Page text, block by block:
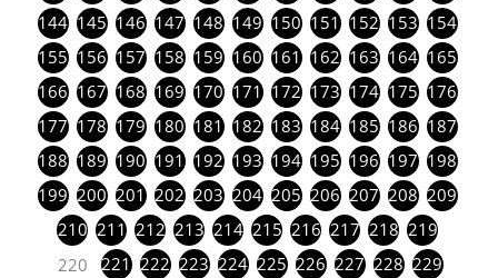
144 145 146 147 148 149 150 151 152 153 154
155 156 157 158 159 160 161 162 163 164 165
166 167 168 169 170 171 172 173 174 175 176
177 178 179 180 181 182 183 184 185 186 187
188 189 190 191 192 193 194 195 196 197 198
199 200 201 202 203 204 205 206 207 208 209
210 211 212 213 214 215 216 217 218 219
220
221 222 223 224 225 226 227 228 229